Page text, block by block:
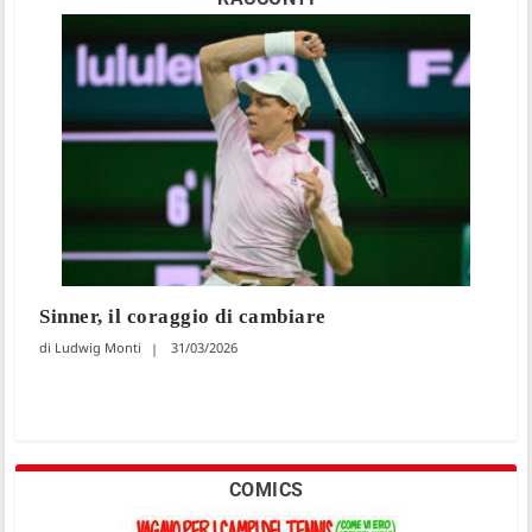
Sinner, il coraggio di cambiare
Ludwig Monti 31/03/2026
COMICS